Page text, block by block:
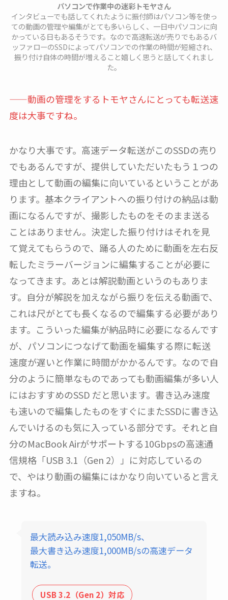
パソコンで作業中の迷彩トモヤさん
インタビューでも話してくれたように振付師はパソコン等を使っ
ての動画の管理や編集がとても多いらしく、一日中パソコンに向
かっている日もあるそうです。なので高速転送が売りでもあるバ
ッファローのSSDによってパソコンでの作業の時間が短縮され、
振り付け自体の時間が増えること嬉しく思うと話してくれまし
た。
——動画の管理をするトモヤさんにとっても転送速
度は大事ですね。
かなり大事です。高速データ転送がこのSSDの売り
でもあるんですが、提供していただいたもう１つの
理由として動画の編集に向いているということがあ
ります。基本クライアントへの振り付けの納品は動
画になるんですが、撮影したものをそのまま送る
ことはありません。決定した振り付けはそれを見
て覚えてもらうので、踊る人のために動画を左右反
転したミラーバージョンに編集することが必要に
なってきます。あとは解説動画というのもありま
す。自分が解説を加えながら振りを伝える動画で、
これは尺がとても長くなるので編集する必要があり
ます。こういった編集が納品時に必要になるんです
が、パソコンにつなげて動画を編集する際に転送
速度が遅いと作業に時間がかかるんです。なので自
分のように簡単なものであっても動画編集が多い人
にはおすすめのSSD だと思います。書き込み速度
も速いので編集したものをすぐにまたSSDに書き込
んでいけるのも気に入っている部分です。それと自
分のMacBook Airがサポートする10Gbpsの高速通
信規格「USB 3.1（Gen 2）」に対応しているの
で、やはり動画の編集にはかなり向いていると言え
ますね。
最大読み込み速度1,050MB/s、
最大書き込み速度1,000MB/sの高速データ
転送。
USB 3.2（Gen 2）対応